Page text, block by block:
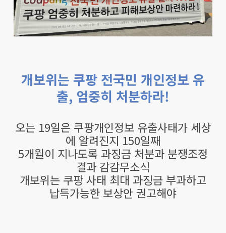
개보위는 쿠팡 전국민 개인정보 유
출, 엄중히 처분하라!
오는 19일은 쿠팡개인정보 유출사태가 세상
에 알려진지 150일째
5개월이 지나도록 과징금 처분과 분쟁조정
결과 감감무소식
개보위는 쿠팡 사태 최대 과징금 부과하고
납득가능한 보상안 권고해야